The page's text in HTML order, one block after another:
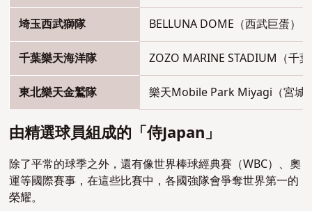
埼玉西武獅隊 BELLUNA DOME（西武巨蛋）
千葉樂天海洋隊 ZOZO MARINE STADIUM（千
東北樂天金鷲隊 樂天Mobile Park Miyagi（宮城
由精選球員組成的「侍Japan」
除了平常的球季之外，還有像世界棒球經典賽（WBC）、奧
運等國際賽事，在這些比賽中，各國強隊會爭奪世界第一的
榮耀。